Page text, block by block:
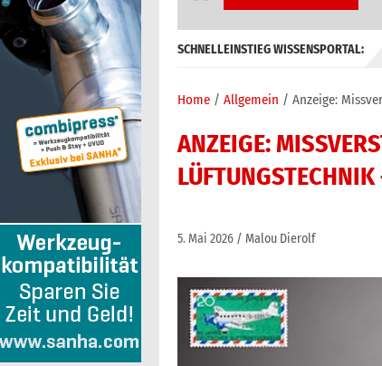
SCHNELLEINSTIEG WISSENSPORTAL:
Home Allgemein Anzeige:
ANZEIGE:
5. Mai 2026 Malou Dierolf